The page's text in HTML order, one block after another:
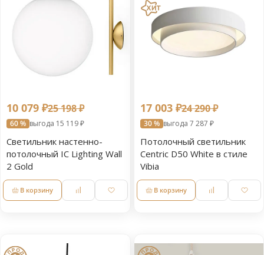
10 079 ₽25 198 ₽
60 % выгода 15 119 ₽
Светильник настенно-
потолочный IC Lighting Wall
2 Gold
В корзину
17 003 ₽24 290 ₽
30 % выгода 7 287 ₽
Потолочный светильник
Centric D50 White в стиле
Vibia
В корзину